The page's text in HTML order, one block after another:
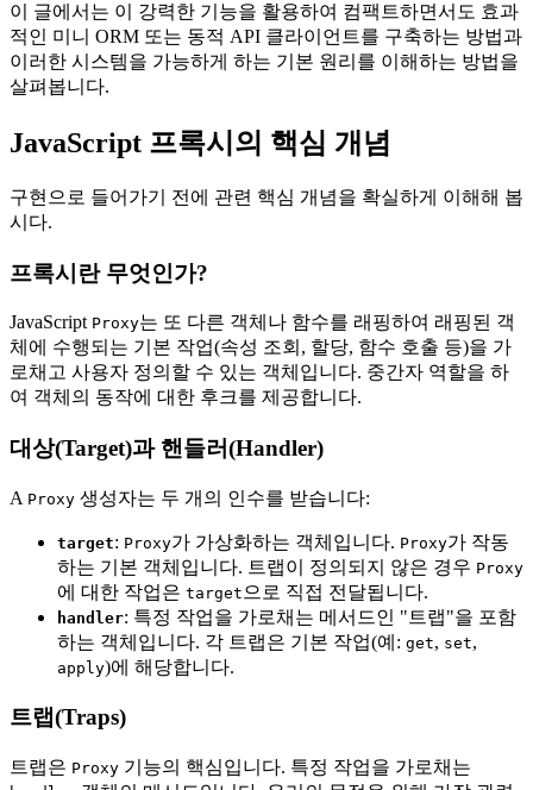
이 글에서는 이 강력한 기능을 활용하여 컴팩트하면서도 효과
적인 미니 ORM 또는 동적 API 클라이언트를 구축하는 방법과
이러한 시스템을 가능하게 하는 기본 원리를 이해하는 방법을
살펴봅니다.
JavaScript 프록시의 핵심 개념
구현으로 들어가기 전에 관련 핵심 개념을 확실하게 이해해 봅
시다.
프록시란 무엇인가?
JavaScript Proxy는 또 다른 객체나 함수를 래핑하여 래핑된 객
체에 수행되는 기본 작업(속성 조회, 할당, 함수 호출 등)을 가
로채고 사용자 정의할 수 있는 객체입니다. 중간자 역할을 하
여 객체의 동작에 대한 후크를 제공합니다.
대상(Target)과 핸들러(Handler)
A Proxy 생성자는 두 개의 인수를 받습니다:
target: Proxy가 가상화하는 객체입니다. Proxy가 작동
하는 기본 객체입니다. 트랩이 정의되지 않은 경우 Proxy
에 대한 작업은 target 으로 직접 전달됩니다.
handler: 특정 작업을 가로채는 메서드인 "트랩"을 포함
하는 객체입니다. 각 트랩은 기본 작업(예: get, set,
apply)에 해당합니다.
트랩(Traps)
트랩은 Proxy 기능의 핵심입니다. 특정 작업을 가로채는